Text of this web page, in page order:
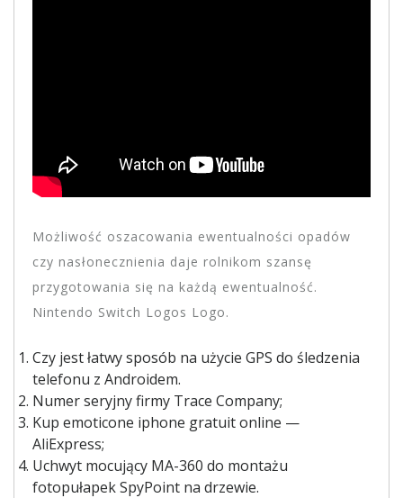
Możliwość oszacowania ewentualności opadów
czy nasłonecznienia daje rolnikom szansę
przygotowania się na każdą ewentualność.
Nintendo Switch Logos Logo.
Czy jest łatwy sposób na użycie GPS do śledzenia
telefonu z Androidem.
Numer seryjny firmy Trace Company;
Kup emoticone iphone gratuit online —
AliExpress;
Uchwyt mocujący MA-360 do montażu
fotopułapek SpyPoint na drzewie.